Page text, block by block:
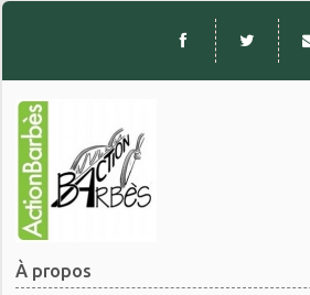
À propos